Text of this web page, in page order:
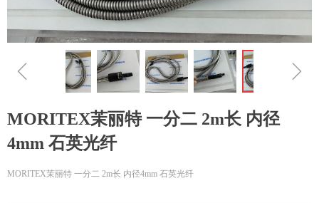
ꁆ ꁇ
MORITEX茉丽特 一分二 2m长 内径
4mm 石英光纤
MORITEX茉丽特 一分二 2m长 内径4mm 石英光纤